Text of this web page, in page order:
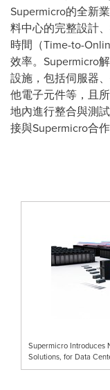
Supermicro的全新
料中心的完整設計
時間（Time-to-
效率。Supermicro
設施，包括伺服器
他電子元件等，且
地內進行整合與測
接與Supermicro合
Supermicro Introduces
Solutions, for Data